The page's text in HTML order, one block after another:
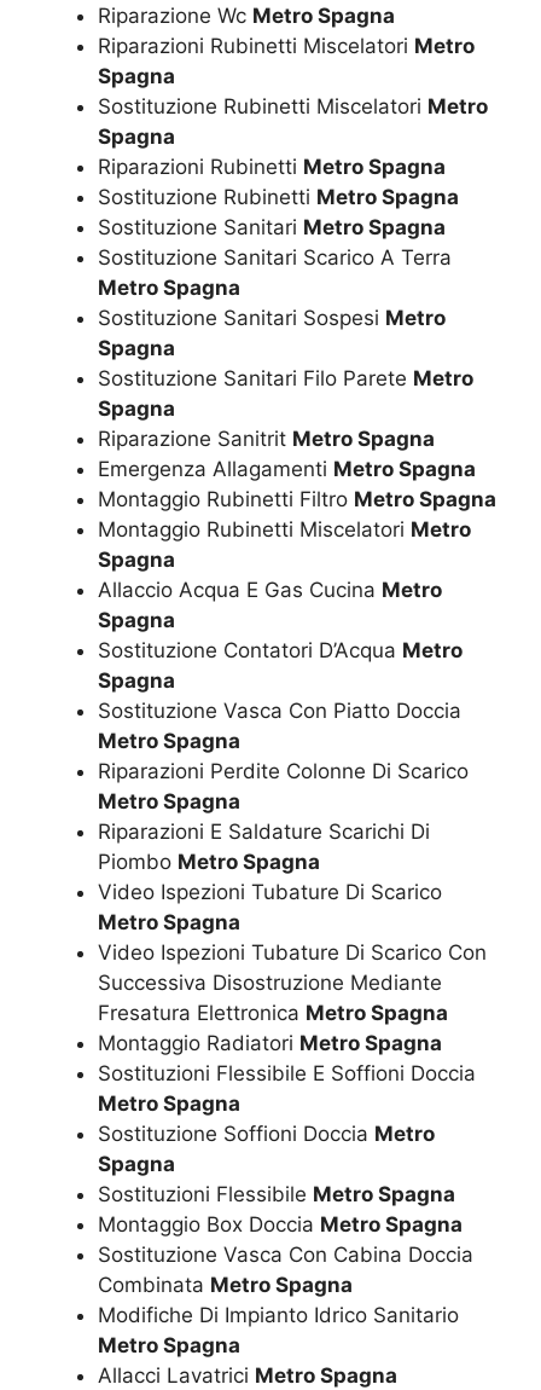
Riparazione Wc Metro Spagna
Riparazioni Rubinetti Miscelatori Metro
Spagna
Sostituzione Rubinetti Miscelatori Metro
Spagna
Riparazioni Rubinetti Metro Spagna
Sostituzione Rubinetti Metro Spagna
Sostituzione Sanitari Metro Spagna
Sostituzione Sanitari Scarico A Terra
Metro Spagna
Sostituzione Sanitari Sospesi Metro
Spagna
Sostituzione Sanitari Filo Parete Metro
Spagna
Riparazione Sanitrit Metro Spagna
Emergenza Allagamenti Metro Spagna
Montaggio Rubinetti Filtro Metro Spagna
Montaggio Rubinetti Miscelatori Metro
Spagna
Allaccio Acqua E Gas Cucina Metro
Spagna
Sostituzione Contatori D’Acqua Metro
Spagna
Sostituzione Vasca Con Piatto Doccia
Metro Spagna
Riparazioni Perdite Colonne Di Scarico
Metro Spagna
Riparazioni E Saldature Scarichi Di
Piombo Metro Spagna
Video Ispezioni Tubature Di Scarico
Metro Spagna
Video Ispezioni Tubature Di Scarico Con
Successiva Disostruzione Mediante
Fresatura Elettronica Metro Spagna
Montaggio Radiatori Metro Spagna
Sostituzioni Flessibile E Soffioni Doccia
Metro Spagna
Sostituzione Soffioni Doccia Metro
Spagna
Sostituzioni Flessibile Metro Spagna
Montaggio Box Doccia Metro Spagna
Sostituzione Vasca Con Cabina Doccia
Combinata Metro Spagna
Modifiche Di Impianto Idrico Sanitario
Metro Spagna
Allacci Lavatrici Metro Spagna